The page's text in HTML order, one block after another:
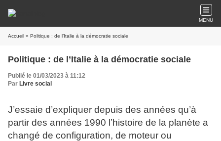
MENU
Accueil » Politique : de l’Italie à la démocratie sociale
Politique : de l’Italie à la démocratie sociale
Publié le 01/03/2023 à 11:12
Par Livre social
J’essaie d’expliquer depuis des années qu’à
partir des années 1990 l’histoire de la planète a
changé de configuration, de moteur ou